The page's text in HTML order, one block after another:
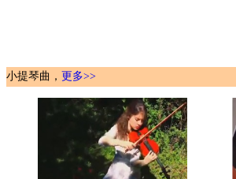
小提琴曲， 更多>>